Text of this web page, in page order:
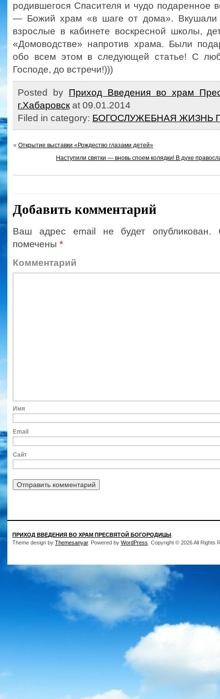
родившегося Спасителя и чудо подаренное
— Божий храм «в шаге от дома».
взрослые в кабинете воскресной школы,
«Домоводстве» напротив храма. Были
обо всем этом в следующей статье! С
Господе, до встречи!)))
Posted by Приход Введения во храм
г.Хабаровск at 09.01.2014
Filed in category: БОГОСЛУЖЕБНАЯ ЖИЗНЬ
« Открытие выставки «Рождество глазами детей»
Наступили святки — вновь споем колядки! В духе
Добавить комментарий
Ваш адрес email не будет опубликован.
помечены *
Сайт
ПРИХОД ВВЕДЕНИЯ ВО ХРАМ ПРЕСВЯТОЙ БОГОРОДИЦЫ
Theme design by Themesanyar. Powered by WordPress . Copyright © 2026 All Rights